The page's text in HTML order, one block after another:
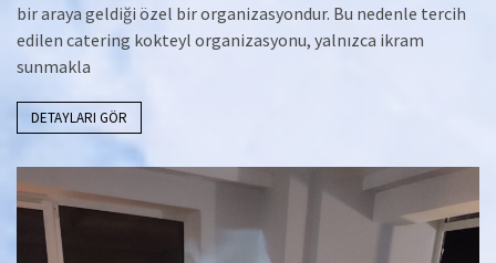
bir araya geldiği özel bir organizasyondur. Bu nedenle tercih
edilen catering kokteyl organizasyonu, yalnızca ikram
sunmakla
DETAYLARI GÖR